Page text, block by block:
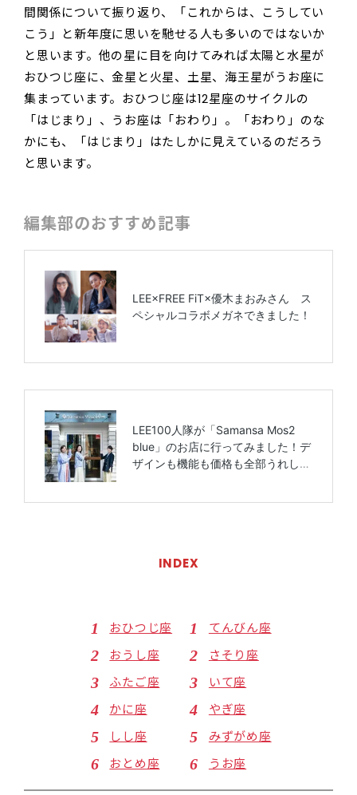
間関係について振り返り、「これからは、こうしてい
こう」と新年度に思いを馳せる人も多いのではないか
と思います。他の星に目を向けてみれば太陽と水星が
おひつじ座に、金星と火星、土星、海王星がうお座に
集まっています。おひつじ座は12星座のサイクルの
「はじまり」、うお座は「おわり」。「おわり」のな
かにも、「はじまり」はたしかに見えているのだろう
と思います。
編集部のおすすめ記事
INDEX
おひつじ座
おうし座
ふたご座
かに座
しし座
おとめ座
てんびん座
さそり座
いて座
やぎ座
みずがめ座
うお座